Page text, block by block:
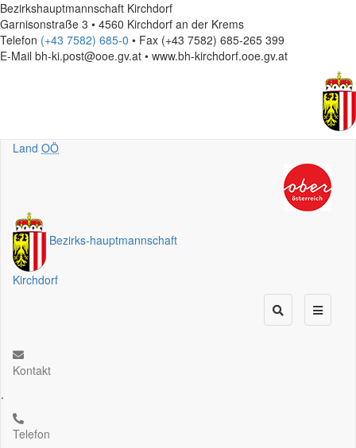
Bezirkshauptmannschaft Kirchdorf
Garnisonstraße 3 • 4560 Kirchdorf an der Krems
Telefon (+43 7582) 685-0 • Fax (+43 7582) 685-265 399
E-Mail bh-ki.post@ooe.gv.at • www.bh-kirchdorf.ooe.gv.at
Land OÖ
Bezirks-hauptmannschaft
Kirchdorf
Kontakt
.
Telefon